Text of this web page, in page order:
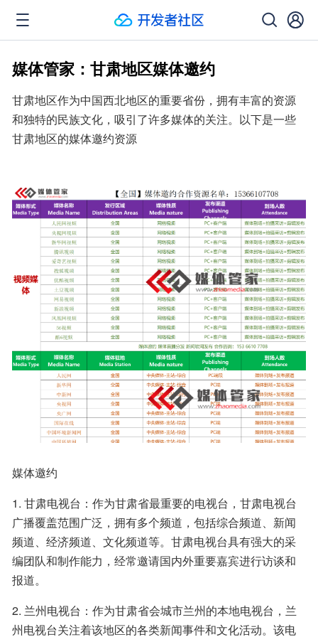
媒体管家：甘肃地区媒体邀约
甘肃地区作为中国西北地区的重要省份，拥有丰富的资源
和独特的民族文化，吸引了许多媒体的关注。以下是一些
甘肃地区的媒体邀约资源
媒体邀约
1. 甘肃电视台：作为甘肃省最重要的电视台，甘肃电视台
广播覆盖范围广泛，拥有多个频道，包括综合频道、新闻
频道、经济频道、文化频道等。甘肃电视台具有强大的采
编团队和制作能力，经常邀请国内外重要嘉宾进行访谈和
报道。
2. 兰州电视台：作为甘肃省会城市兰州的本地电视台，兰
州电视台关注着该地区的各类新闻事件和文化活动。该电